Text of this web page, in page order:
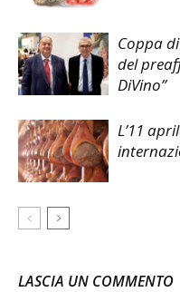
Coppa
del
DiVino”
L’11
LASCIA UN COMMENTO